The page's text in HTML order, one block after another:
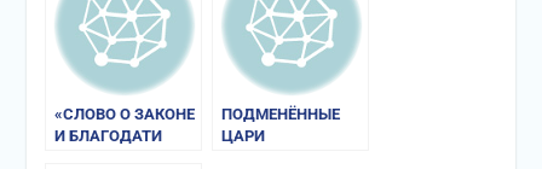
«СЛОВО О ЗАКОНЕ
И БЛАГОДАТИ
ПОДМЕНЁННЫЕ
ЦАРИ